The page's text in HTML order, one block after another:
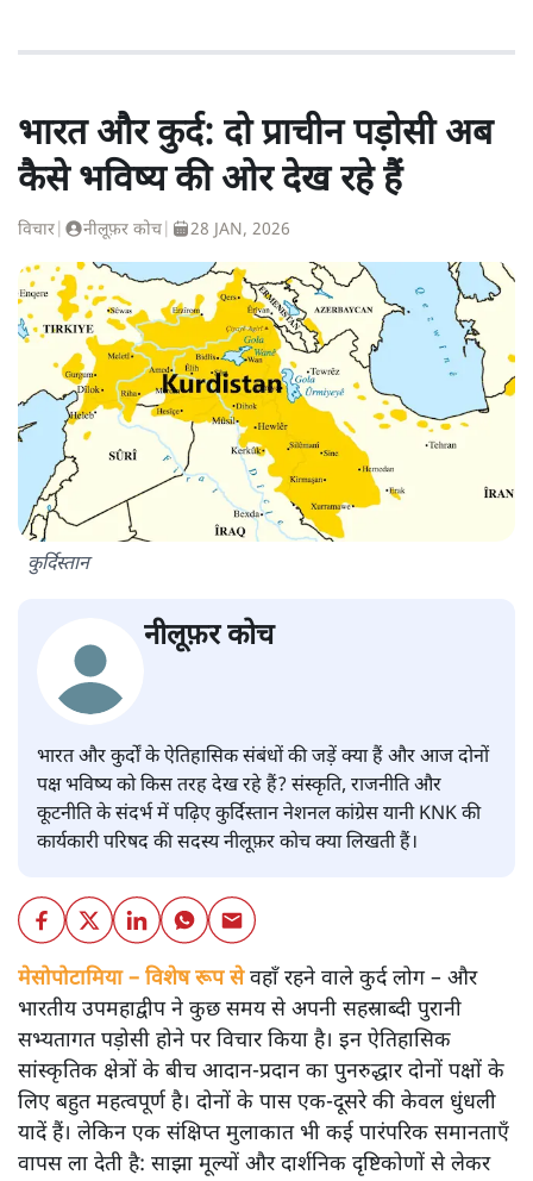
भारत और कुर्द: दो प्राचीन पड़ोसी अब
कैसे भविष्य की ओर देख रहे हैं
विचार नीलूफ़र कोच 28 JAN, 2026
कुर्दिस्तान
नीलूफ़र कोच
भारत और कुर्दों के ऐतिहासिक संबंधों की जड़ें क्या हैं और आज दोनों
पक्ष भविष्य को किस तरह देख रहे हैं? संस्कृति, राजनीति और
कूटनीति के संदर्भ में पढ़िए कुर्दिस्तान नेशनल कांग्रेस यानी KNK की
कार्यकारी परिषद की सदस्य नीलूफ़र कोच क्या लिखती हैं।
मेसोपोटामिया – विशेष रूप सेवहाँ रहने वाले कुर्द लोग – और
भारतीय उपमहाद्वीप ने कुछ समय से अपनी सहस्राब्दी पुरानी
सभ्यतागत पड़ोसी होने पर विचार किया है। इन ऐतिहासिक
सांस्कृतिक क्षेत्रों के बीच आदान-प्रदान का पुनरुद्धार दोनों पक्षों के
लिए बहुत महत्वपूर्ण है। दोनों के पास एक-दूसरे की केवल धुंधली
यादें हैं। लेकिन एक संक्षिप्त मुलाकात भी कई पारंपरिक समानताएँ
वापस ला देती है: साझा मूल्यों और दार्शनिक दृष्टिकोणों से लेकर